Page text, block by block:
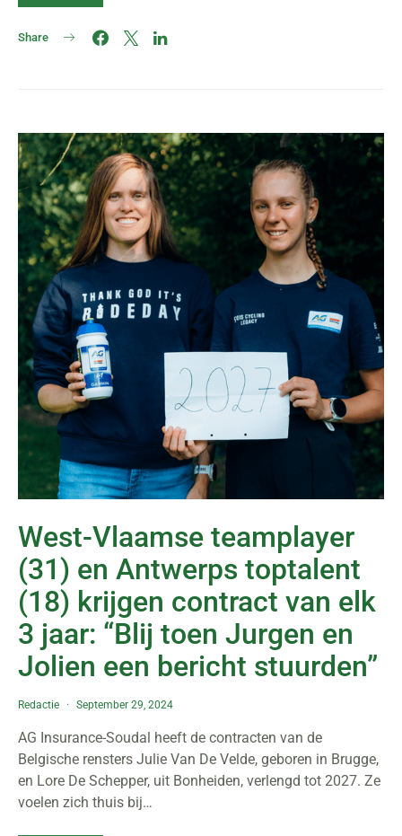
Share
West-Vlaamse teamplayer
(31) en Antwerps toptalent
(18) krijgen contract van elk
3 jaar: “Blij toen Jurgen en
Jolien een bericht stuurden”
Redactie September 29, 2024
AG Insurance-Soudal heeft de contracten van de
Belgische rensters Julie Van De Velde, geboren in Brugge,
en Lore De Schepper, uit Bonheiden, verlengd tot 2027. Ze
voelen zich thuis bij…